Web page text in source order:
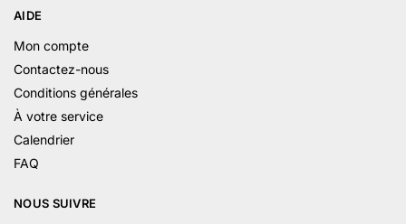
AIDE
Mon compte
Contactez-nous
Conditions générales
À votre service
Calendrier
FAQ
NOUS SUIVRE